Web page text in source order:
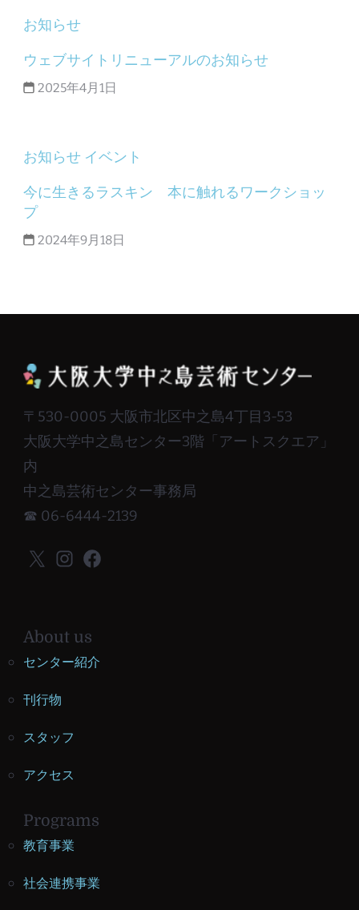
お知らせ
ウェブサイトリニューアルのお知らせ
2025年4月1日
お知らせ イベント
今に生きるラスキン 本に触れるワークショッ
プ
2024年9月18日
〒530-0005 大阪市北区中之島4丁目3-53
大阪大学中之島センター3階「アートスクエア」
内
中之島芸術センター事務局
☎ 06-6444-2139
X Instagram
Facebook
About us
センター紹介
刊行物
スタッフ
アクセス
Programs
教育事業
社会連携事業